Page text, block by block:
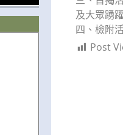
及大眾踴
四、檢附
Post